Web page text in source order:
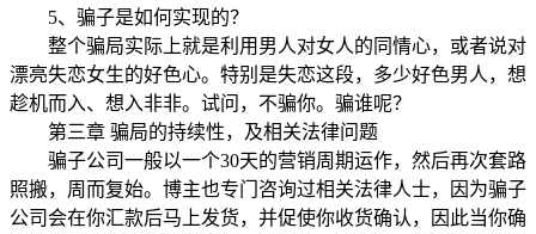
5、骗子是如何实现的？
整个骗局实际上就是利用男人对女人的同情心，或者说对
漂亮失恋女生的好色心。特别是失恋这段，多少好色男人，想
趁机而入、想入非非。试问，不骗你。骗谁呢？
第三章 骗局的持续性，及相关法律问题
骗子公司一般以一个30天的营销周期运作，然后再次套路
照搬，周而复始。博主也专门咨询过相关法律人士，因为骗子
公司会在你汇款后马上发货，并促使你收货确认，因此当你确